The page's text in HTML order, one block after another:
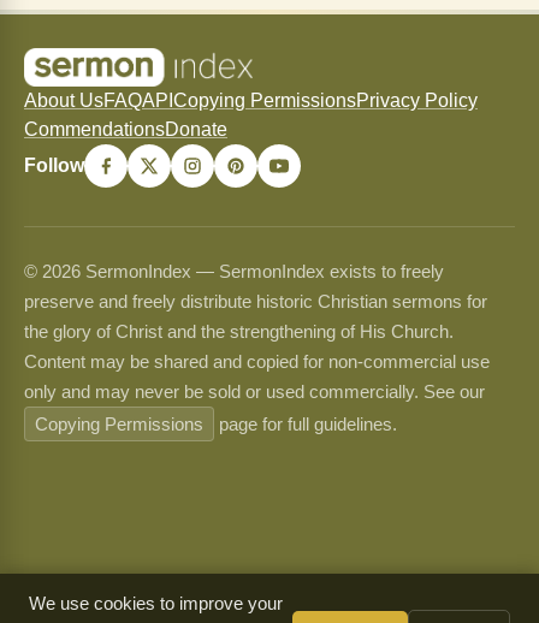
About UsFAQAPI Copying PermissionsPrivacy Policy
CommendationsDonate
Follow
© 2026 SermonIndex — SermonIndex exists to freely
preserve and freely distribute historic Christian sermons for
the glory of Christ and the strengthening of His Church.
Content may be shared and copied for non-commercial use
only and may never be sold or used commercially. See our
Copying Permissions
page for full guidelines.
We use cookies to improve your